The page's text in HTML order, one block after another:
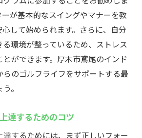
せず練習できる快適環境
インドアゴルフ体験を楽しむコツ
ルな体験！厚木市鳶尾のインド
レーターの特長とその体験
ターでのリアルコース再現
が基本的なスイングやマナーを教
して始められます。さらに、自分
環境が整っているため、ストレス
ができます。厚木市鳶尾のインド
のゴルフライフをサポートする最
。
達するためのコツ
するためには、まず正しいフォー